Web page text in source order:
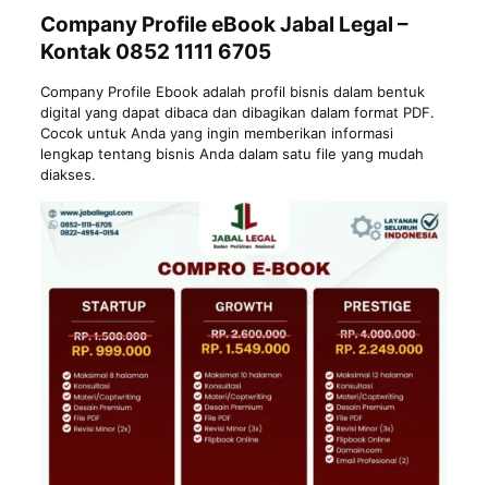
Company Profile eBook Jabal Legal –
Kontak 0852 1111 6705
Company Profile Ebook adalah profil bisnis dalam bentuk
digital yang dapat dibaca dan dibagikan dalam format PDF.
Cocok untuk Anda yang ingin memberikan informasi
lengkap tentang bisnis Anda dalam satu file yang mudah
diakses.